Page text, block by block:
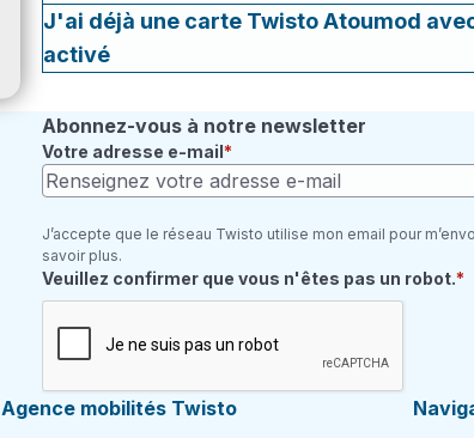
J'ai déjà une carte Twisto Atoumod
activé
Abonnez-vous à notre newsletter
Votre adresse e-mail
J’accepte que le réseau Twisto utilise mon email pour
savoir plus.
Champ requis
Veuillez confirmer que vous n'êtes pas un robot.
Agence mobilités Twisto